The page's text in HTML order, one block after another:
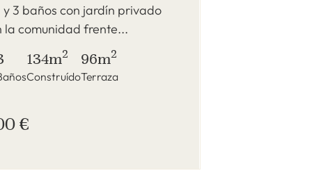
3 baños con jardín privado
la comunidad frente...
134m2
Construído
96m2
Terraza
€